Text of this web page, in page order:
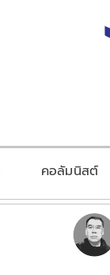
คอลัมนิสต์